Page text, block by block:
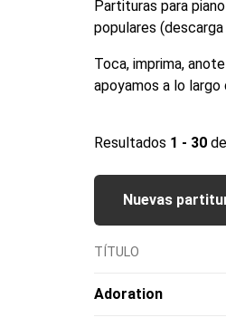
Partituras para
populares
Toca, imprima,
apoyamos a lo largo
Resultados 1 - 30 de
Nuevas
TÍTULO
Adoration